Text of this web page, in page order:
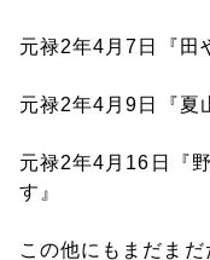
元禄2年4月7日『田
元禄2年4月9日『夏
元禄2年4月16日『
す』
この他にもまだまだ